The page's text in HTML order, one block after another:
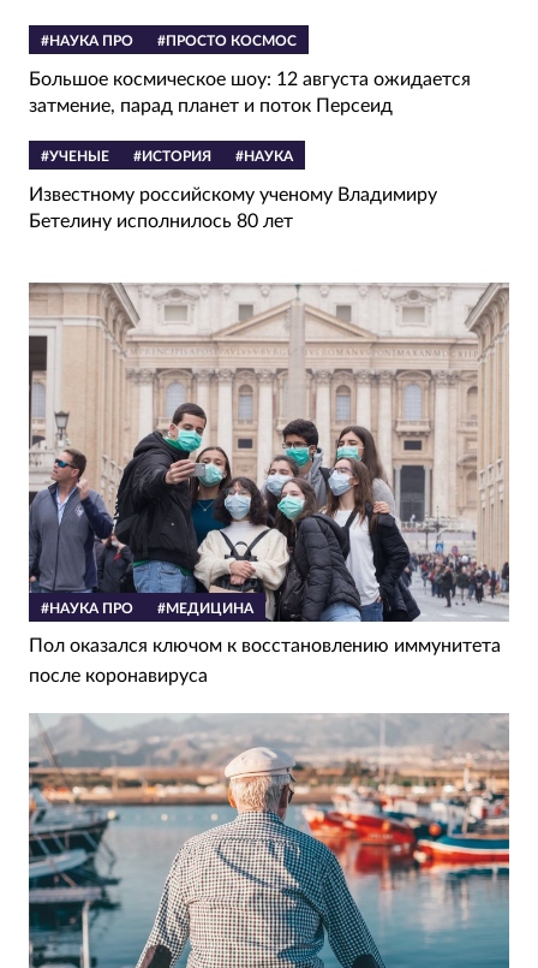
#НАУКА ПРО #ПРОСТО КОСМОС
Большое космическое шоу: 12 августа ожидается
затмение, парад планет и поток Персеид
#УЧЕНЫЕ #ИСТОРИЯ #НАУКА
Известному российскому ученому Владимиру
Бетелину исполнилось 80 лет
#НАУКА ПРО #МЕДИЦИНА
Пол оказался ключом к восстановлению иммунитета
после коронавируса